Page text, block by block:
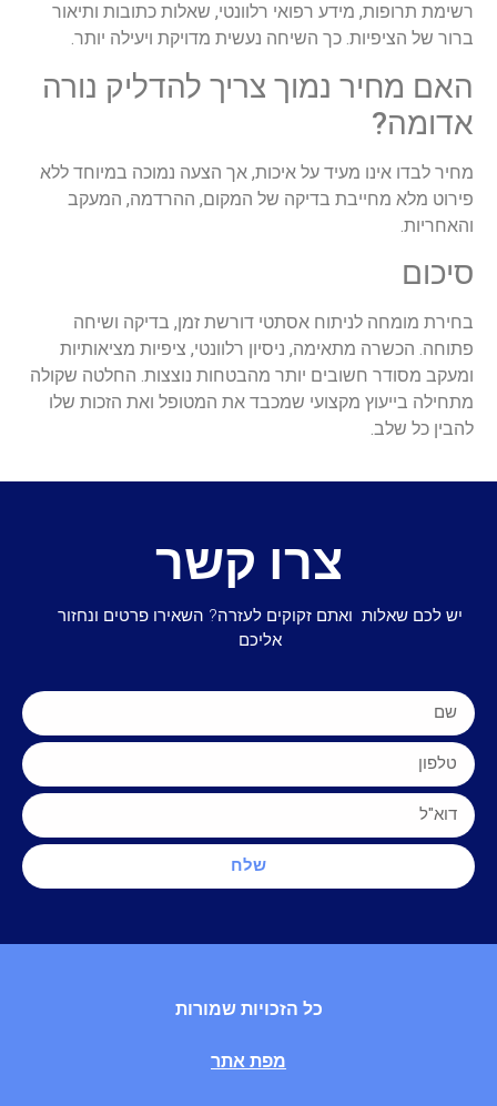
רשימת תרופות, מידע רפואי רלוונטי, שאלות כתובות ותיאור
ברור של הציפיות. כך השיחה נעשית מדויקת ויעילה יותר.
האם מחיר נמוך צריך להדליק נורה
אדומה?
מחיר לבדו אינו מעיד על איכות, אך הצעה נמוכה במיוחד ללא
פירוט מלא מחייבת בדיקה של המקום, ההרדמה, המעקב
והאחריות.
סיכום
בחירת מומחה לניתוח אסתטי דורשת זמן, בדיקה ושיחה
פתוחה. הכשרה מתאימה, ניסיון רלוונטי, ציפיות מציאותיות
ומעקב מסודר חשובים יותר מהבטחות נוצצות. החלטה שקולה
מתחילה בייעוץ מקצועי שמכבד את המטופל ואת הזכות שלו
להבין כל שלב.
צרו קשר
יש לכם שאלות ואתם זקוקים לעזרה? השאירו פרטים ונחזור
אליכם
שלח
כל הזכויות שמורות
מפת אתר